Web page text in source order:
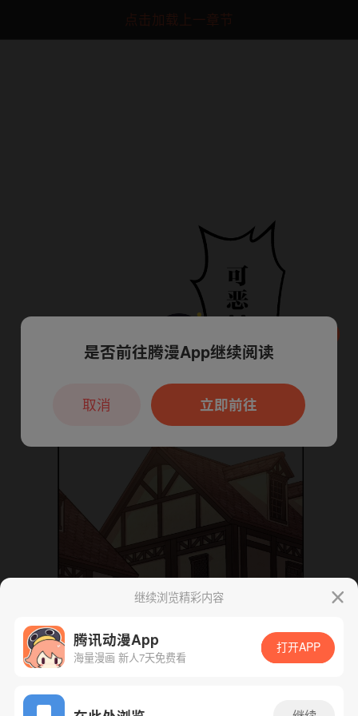
点击加载上一章节
App免费看
继续浏览精彩内容
腾讯动漫App
海量漫画 新人7天免费看
打开APP
本章节仅支持App阅读，可打开App新用
户7天免费看
是否前往腾漫App继续阅读
立即前往
取消